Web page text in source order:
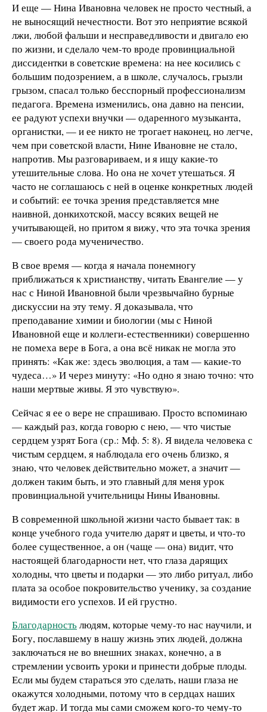
И еще — Нина Ивановна человек не просто честный, а
не выносящий нечестности. Вот это неприятие всякой
лжи, любой фальши и несправедливости и двигало ею
по жизни, и сделало чем-то вроде провинциальной
диссидентки в советские времена: на нее косились с
большим подозрением, а в школе, случалось, грызли
грызом, спасал только бесспорный профессионализм
педагога. Времена изменились, она давно на пенсии,
ее радуют успехи внучки — одаренного музыканта,
органистки, — и ее никто не трогает наконец, но легче,
чем при советской власти, Нине Ивановне не стало,
напротив. Мы разговариваем, и я ищу какие-то
утешительные слова. Но она не хочет утешаться. Я
часто не соглашаюсь с ней в оценке конкретных людей
и событий: ее точка зрения представляется мне
наивной, донкихотской, массу всяких вещей не
учитывающей, но притом я вижу, что эта точка зрения
— своего рода мученичество.
В свое время — когда я начала понемногу
приближаться к христианству, читать Евангелие — у
нас с Ниной Ивановной были чрезвычайно бурные
дискуссии на эту тему. Я доказывала, что
преподавание химии и биологии (мы с Ниной
Ивановной еще и коллеги-естественники) совершенно
не помеха вере в Бога, а она всё никак не могла это
принять: «Как же: здесь эволюция, а там — какие-то
чудеса…» И через минуту: «Но одно я знаю точно: что
наши мертвые живы. Я это чувствую».
Сейчас я ее о вере не спрашиваю. Просто вспоминаю
— каждый раз, когда говорю с нею, — что чистые
сердцем узрят Бога (ср.: Мф. 5: 8). Я видела человека с
чистым сердцем, я наблюдала его очень близко, я
знаю, что человек действительно может, а значит —
должен таким быть, и это главный для меня урок
провинциальной учительницы Нины Ивановны.
В современной школьной жизни часто бывает так: в
конце учебного года учителю дарят и цветы, и что-то
более существенное, а он (чаще — она) видит, что
настоящей благодарности нет, что глаза дарящих
холодны, что цветы и подарки — это либо ритуал, либо
плата за особое покровительство ученику, за создание
видимости его успехов. И ей грустно.
Благодарностьлюдям, которые чему-то нас научили, и
Богу, пославшему в нашу жизнь этих людей, должна
заключаться не во внешних знаках, конечно, а в
стремлении усвоить уроки и принести добрые плоды.
Если мы будем стараться это сделать, наши глаза не
окажутся холодными, потому что в сердцах наших
будет жар. И тогда мы сами сможем кого-то чему-то